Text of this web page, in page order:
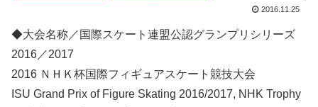
2016.11.25
◆大会名称／国際スケート連盟公認グランプリシリーズ
2016／2017
2016 ＮＨＫ杯国際フィギュアスケート競技大会
ISU Grand Prix of Figure Skating 2016/2017, NHK Trophy